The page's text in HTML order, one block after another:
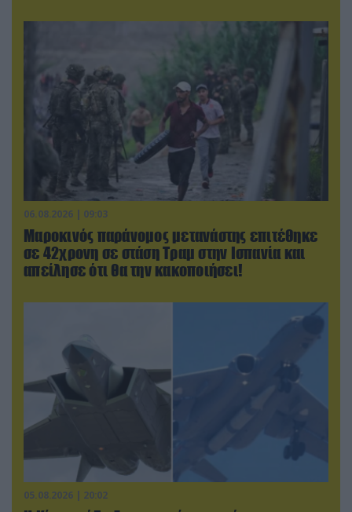
06.08.2026 | 09:03
Μαροκινός παράνομος μετανάστης επιτέθηκε
σε 42χρονη σε στάση Τραμ στην Ισπανία και
απείλησε ότι θα την κακοποιήσει!
05.08.2026 | 20:02